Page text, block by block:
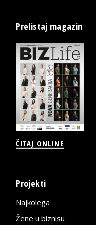
Prelistaj magazin
ČITAJ ONLINE
Projekti
Najkolega
Žene u biznisu